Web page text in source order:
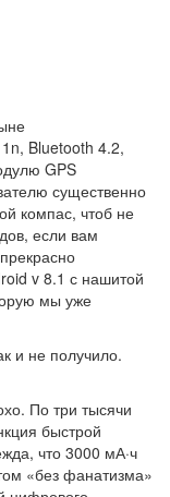
Bluetooth 4.2,
GPS
существенно
компас, чтоб не
если вам
v 8.1 с нашитой
мы уже
и не получило.
По три тысячи
быстрой
что 3000 мА·ч
«без фанатизма»